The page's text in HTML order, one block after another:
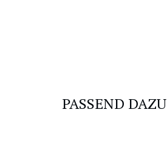
PASSEND